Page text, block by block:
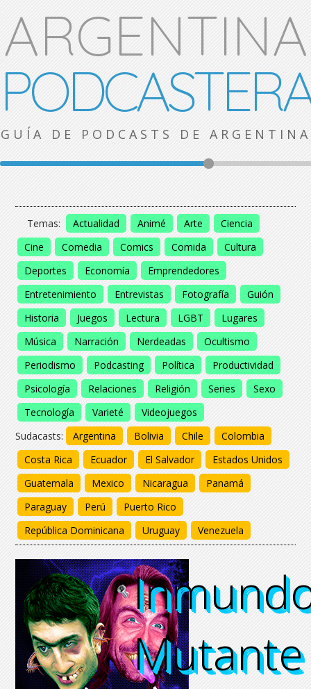
ARGENTINA
GUÍA DE PODCASTS DE ARGENTINA
Temas: Actualidad Animé Arte
Ciencia
Cine
Comedia Comics Comida
Cultura
Deportes
Economía
Emprendedores
Entretenimiento
Entrevistas Fotografía
Guión
Historia
Juegos Lectura LGBT
Lugares
Música
Narración Nerdeadas
Ocultismo
Periodismo
Podcasting Política
Productividad
Psicología
Relaciones Religión Series
Sexo
Tecnología
Varieté
Videojuegos
Sudacasts:
Argentina Bolivia Chile
Colombia
Costa Rica
Ecuador El Salvador
Estados Unidos
Guatemala
Mexico Nicaragua
Panamá
Paraguay
Perú
Puerto Rico
República Dominicana
Uruguay Venezuela
Mutante
Mutante
Mutante
Mutante